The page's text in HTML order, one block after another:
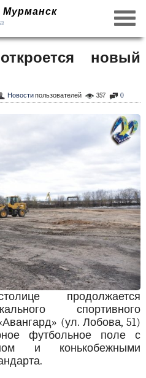
новый
0
357
Новостипользователей
продолжается
спортивного
(ул. Лобова, 51)
футбольное поле с
и конькобежными